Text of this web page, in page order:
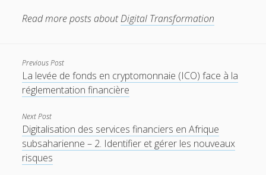
Read more posts aboutDigital Transformation
Previous Post
La levée de fonds en cryptomonnaie (ICO) face à la
réglementation financière
Next Post
Digitalisation des services financiers en Afrique
subsaharienne – 2. Identifier et gérer les nouveaux
risques